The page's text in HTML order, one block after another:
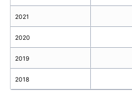
2021
2020
2019
2018